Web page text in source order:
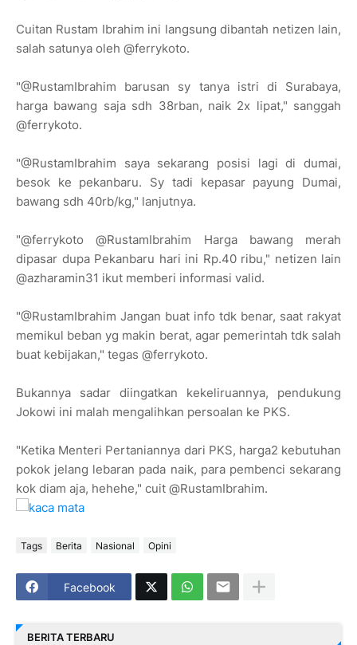
Cuitan Rustam Ibrahim ini langsung dibantah netizen lain,
salah satunya oleh @ferrykoto.
"@RustamIbrahim barusan sy tanya istri di Surabaya,
harga bawang saja sdh 38rban, naik 2x lipat," sanggah
@ferrykoto.
"@RustamIbrahim saya sekarang posisi lagi di dumai,
besok ke pekanbaru. Sy tadi kepasar payung Dumai,
bawang sdh 40rb/kg," lanjutnya.
"@ferrykoto @RustamIbrahim Harga bawang merah
dipasar dupa Pekanbaru hari ini Rp.40 ribu," netizen lain
@azharamin31 ikut memberi informasi valid.
"@RustamIbrahim Jangan buat info tdk benar, saat rakyat
memikul beban yg makin berat, agar pemerintah tdk salah
buat kebijakan," tegas @ferrykoto.
Bukannya sadar diingatkan kekeliruannya, pendukung
Jokowi ini malah mengalihkan persoalan ke PKS.
"Ketika Menteri Pertaniannya dari PKS, harga2 kebutuhan
pokok jelang lebaran pada naik, para pembenci sekarang
kok diam aja, hehehe," cuit @RustamIbrahim.
Tags Berita Nasional Opini
Facebook
BERITA TERBARU